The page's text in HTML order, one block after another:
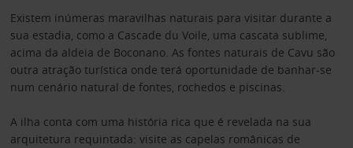
Existem inúmeras maravilhas naturais para visitar durante a
sua estadia, como a Cascade du Voile, uma cascata sublime,
acima da aldeia de Boconano. As fontes naturais de Cavu são
outra atração turística onde terá oportunidade de banhar-se
num cenário natural de fontes, rochedos e piscinas.
A ilha conta com uma história rica que é revelada na sua
arquitetura requintada: visite as capelas românicas de